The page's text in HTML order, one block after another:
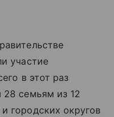
участие
в этот раз
28 семьям из 12
городских округов